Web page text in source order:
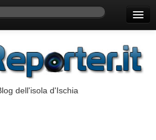
D’Ambra
dell'isola d'Ischia